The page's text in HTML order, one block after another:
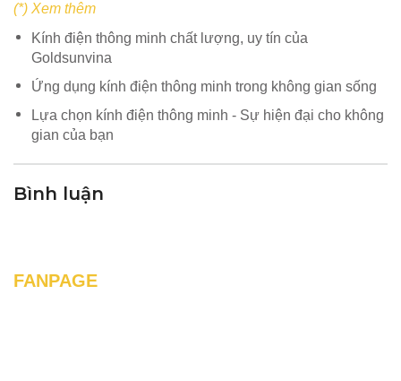
(*) Xem thêm
Kính điện thông minh chất lượng, uy tín của
Goldsunvina
Ứng dụng kính điện thông minh trong không gian sống
Lựa chọn kính điện thông minh - Sự hiện đại cho không
gian của bạn
Bình luận
FANPAGE